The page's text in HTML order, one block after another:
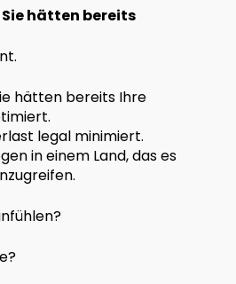
Sie hätten bereits
hätten bereits Ihre
legal minimiert.
in einem Land, das es